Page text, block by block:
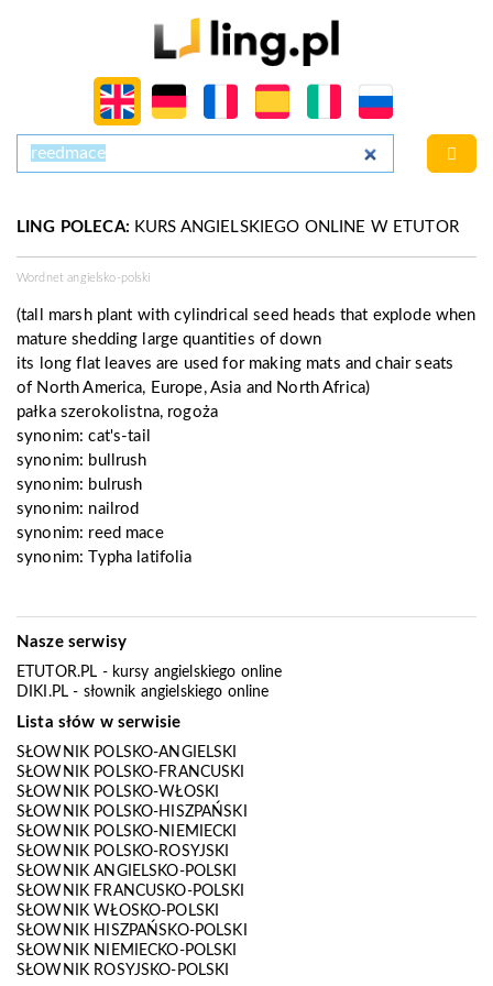
LING POLECA: KURS ANGIELSKIEGO ONLINE W ETUTOR
Wordnet angielsko-polski
(tall marsh plant with cylindrical seed heads that explode when
mature shedding large quantities of down
its long flat leaves are used for making mats and chair seats
of North America, Europe, Asia and North Africa)
pałka szerokolistna, rogoża
synonim:cat's-tail
synonim: bullrush
synonim: bulrush
synonim: nailrod
synonim: reed mace
synonim:
Typha latifolia
Nasze serwisy
ETUTOR.PL - kursy angielskiego online
DIKI.PL - słownik angielskiego online
Lista słów w serwisie
SŁOWNIK POLSKO-ANGIELSKI
SŁOWNIK POLSKO-FRANCUSKI
SŁOWNIK POLSKO-WŁOSKI
SŁOWNIK POLSKO-HISZPAŃSKI
SŁOWNIK POLSKO-NIEMIECKI
SŁOWNIK POLSKO-ROSYJSKI
SŁOWNIK ANGIELSKO-POLSKI
SŁOWNIK FRANCUSKO-POLSKI
SŁOWNIK WŁOSKO-POLSKI
SŁOWNIK HISZPAŃSKO-POLSKI
SŁOWNIK NIEMIECKO-POLSKI
SŁOWNIK ROSYJSKO-POLSKI